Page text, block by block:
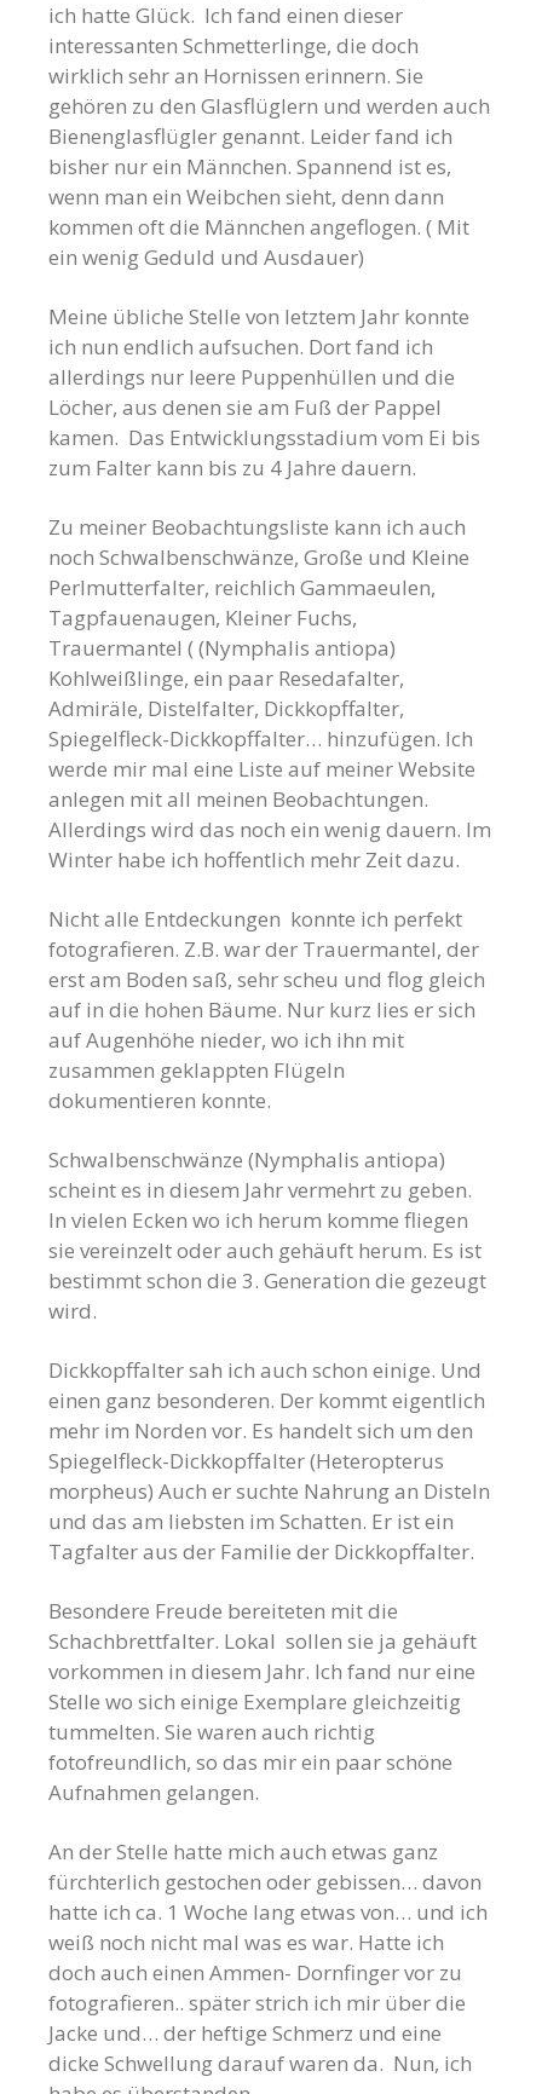
ich hatte Glück. Ich fand einen dieser
interessanten Schmetterlinge, die doch
wirklich sehr an Hornissen erinnern. Sie
gehören zu den Glasflüglern und werden auch
Bienenglasflügler genannt. Leider fand ich
bisher nur ein Männchen. Spannend ist es,
wenn man ein Weibchen sieht, denn dann
kommen oft die Männchen angeflogen. ( Mit
ein wenig Geduld und Ausdauer)
Meine übliche Stelle von letztem Jahr konnte
ich nun endlich aufsuchen. Dort fand ich
allerdings nur leere Puppenhüllen und die
Löcher, aus denen sie am Fuß der Pappel
kamen. Das Entwicklungsstadium vom Ei bis
zum Falter kann bis zu 4 Jahre dauern.
Zu meiner Beobachtungsliste kann ich auch
noch Schwalbenschwänze, Große und Kleine
Perlmutterfalter, reichlich Gammaeulen,
Tagpfauenaugen, Kleiner Fuchs,
Trauermantel ( (Nymphalis antiopa)
Kohlweißlinge, ein paar Resedafalter,
Admiräle, Distelfalter, Dickkopffalter,
Spiegelfleck-Dickkopffalter… hinzufügen. Ich
werde mir mal eine Liste auf meiner Website
anlegen mit all meinen Beobachtungen.
Allerdings wird das noch ein wenig dauern. Im
Winter habe ich hoffentlich mehr Zeit dazu.
Nicht alle Entdeckungen konnte ich perfekt
fotografieren. Z.B. war der Trauermantel, der
erst am Boden saß, sehr scheu und flog gleich
auf in die hohen Bäume. Nur kurz lies er sich
auf Augenhöhe nieder, wo ich ihn mit
zusammen geklappten Flügeln
dokumentieren konnte.
Schwalbenschwänze (Nymphalis antiopa)
scheint es in diesem Jahr vermehrt zu geben.
In vielen Ecken wo ich herum komme fliegen
sie vereinzelt oder auch gehäuft herum. Es ist
bestimmt schon die 3. Generation die gezeugt
wird.
Dickkopffalter sah ich auch schon einige. Und
einen ganz besonderen. Der kommt eigentlich
mehr im Norden vor. Es handelt sich um den
Spiegelfleck-Dickkopffalter (Heteropterus
morpheus) Auch er suchte Nahrung an Disteln
und das am liebsten im Schatten. Er ist ein
Tagfalter aus der Familie der Dickkopffalter.
Besondere Freude bereiteten mit die
Schachbrettfalter. Lokal sollen sie ja gehäuft
vorkommen in diesem Jahr. Ich fand nur eine
Stelle wo sich einige Exemplare gleichzeitig
tummelten. Sie waren auch richtig
fotofreundlich, so das mir ein paar schöne
Aufnahmen gelangen.
An der Stelle hatte mich auch etwas ganz
fürchterlich gestochen oder gebissen… davon
hatte ich ca. 1 Woche lang etwas von… und ich
weiß noch nicht mal was es war. Hatte ich
doch auch einen Ammen- Dornfinger vor zu
fotografieren.. später strich ich mir über die
Jacke und… der heftige Schmerz und eine
dicke Schwellung darauf waren da. Nun, ich